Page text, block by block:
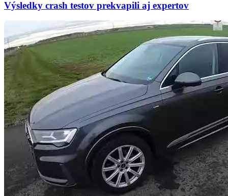
Výsledky crash testov prekvapili aj expertov